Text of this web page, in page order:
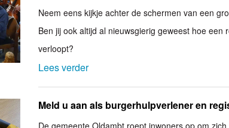
Neem eens kijkje achter de schermen van een
Ben jij ook altijd al nieuwsgierig geweest hoe
verloopt?
Lees verder
Meld u aan als burgerhulpverlener en